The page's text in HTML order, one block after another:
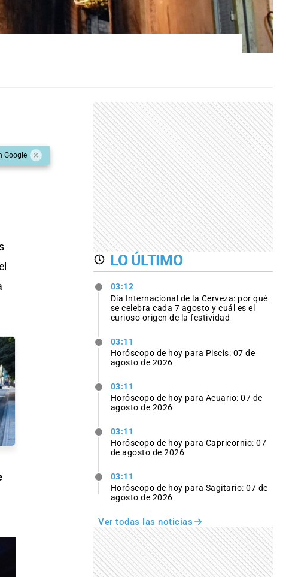
Google
LO ÚLTIMO
03:12
Día Internacional de la Cerveza: por qué
se celebra cada 7 agosto y cuál es el
curioso origen de la festividad
03:11
Horóscopo de hoy para Piscis: 07 de
agosto de 2026
03:11
Horóscopo de hoy para Acuario: 07 de
agosto de 2026
03:11
Horóscopo de hoy para Capricornio: 07
de agosto de 2026
03:11
Horóscopo de hoy para Sagitario: 07 de
agosto de 2026
Ver todas las noticias